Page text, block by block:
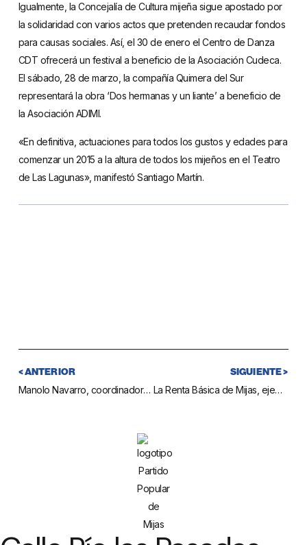
Igualmente, la Concejalía de Cultura mijeña sigue apostado por
la solidaridad con varios actos que pretenden recaudar fondos
para causas sociales. Así, el 30 de enero el Centro de Danza
CDT ofrecerá un festival a beneficio de la Asociación Cudeca.
El sábado, 28 de marzo, la compañía Quimera del Sur
representará la obra ‘Dos hermanas y un liante’ a beneficio de
la Asociación ADIMI.
«En definitiva, actuaciones para todos los gustos y edades para
comenzar un 2015 a la altura de todos los mijeños en el Teatro
de Las Lagunas», manifestó Santiago Martín.
< ANTERIOR
Manolo Navarro, coordinador de la campaña de las próximas elecciones municipales
SIGUIENTE >
La Renta Básica de Mijas, ejemplo para el proyecto regional que está preparando la Junta de Andalucía